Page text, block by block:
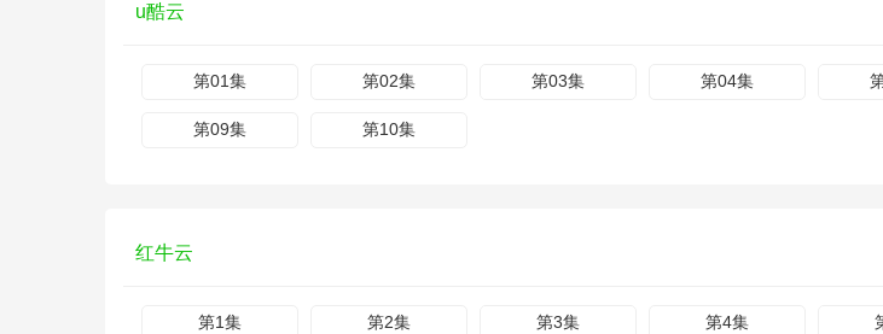
u酷云
第01集 第02集 第03集 第04集
第09集 第10集
红牛云
第1集 第2集 第3集 第4集